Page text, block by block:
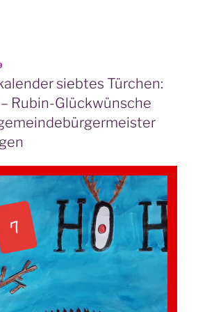
siebtes Türchen:
Rubin-Glückwünsche